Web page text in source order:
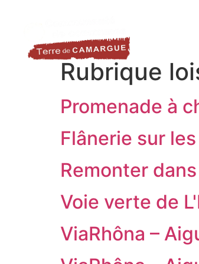
Rubrique
Promenade à
Flânerie sur
Remonter
Voie verte de
ViaRhôna –